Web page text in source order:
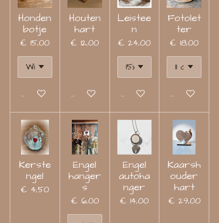
Honden
botje
€ 15,00
Bekijk details
Houten
hart
€ 12,00
In winkelwagen
Leistee
n
€ 24,00
Bekijk details
Fotolet
ter
€ 18,00
Bekijk
Kerste
ngel
€ 4,50
Engel
hanger
s
€ 6,00
Engel
autoha
nger
€ 14,00
Kaarsh
ouder
hart
€ 29,00